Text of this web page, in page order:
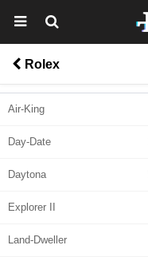
Rolex
Air-King
Day-Date
Daytona
Explorer II
Land-Dweller